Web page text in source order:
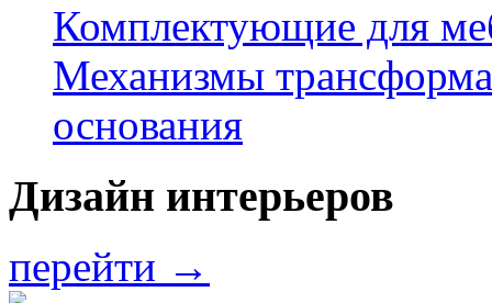
Комплектующие для
Механизмы
основания
Дизайн интерьеров
перейти →